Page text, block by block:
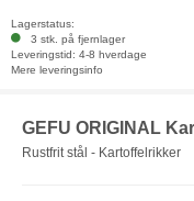
Lagerstatus:
3 stk. på fjernlager
Leveringstid: 4-8 hverdage
Mere leveringsinfo
GEFU ORIGINAL
Rustfrit stål - Kartoffelrikker